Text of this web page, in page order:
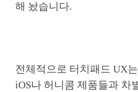
해 놨습니다.
전체적으로 터치패드 UX
iOS나 허니콤 제품들과 차